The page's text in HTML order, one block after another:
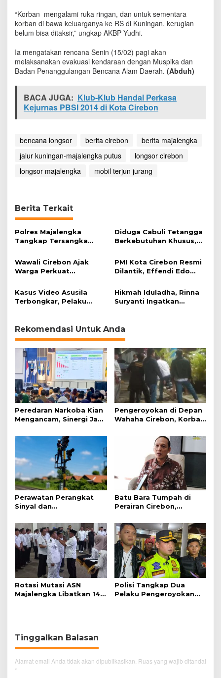
o
b
i
l
a
s
u
u
r
“Korban mengalami ruka ringan, dan untuk sementara
korban di bawa keluarganya ke RS di Kuningan, kerugian
belum bisa ditaksir,” ungkap AKBP Yudhi.
Ia mengatakan rencana Senin (15/02) pagi akan
melaksanakan evakuasi kendaraan dengan Muspika dan
Badan Penanggulangan Bencana Alam Daerah. (Abduh)
BACA JUGA: Klub-Klub Handal Perkasa
Kejurnas PBSI 2014 di Kota Cirebon
bencana longsor berita cirebon
berita majalengka
jalur kuningan-majalengka putus
longsor cirebon
longsor majalengka
mobil terjun jurang
Berita Terkait
Polres Majalengka
Tangkap Tersangka
terhadap Anak
Diduga Cabuli Tetangga
Berkebutuhan Khusus,
Wawali Cirebon Ajak
Warga Perkuat
Momentum Harjad ke-
599
PMI Kota Cirebon Resmi
Dilantik, Effendi Edo
Bencana
Kasus Video Asusila
Terbongkar, Pelaku
Hikmah Iduladha, Rinna
Suryanti Ingatkan
Rekomendasi Untuk Anda
Peredaran Narkoba Kian
Mengancam, Sinergi Jadi
Pengeroyokan di Depan
Wahaha Cirebon, Korban
Perawatan Perangkat
Sinyal dan
Perjalanan Kereta Api
Batu Bara Tumpah di
Perairan Cirebon,
Hijau
Rotasi Mutasi ASN
Majalengka Libatkan 145
Polisi Tangkap Dua
Pelaku Pengeroyokan
Tinggalkan Balasan
Alamat email Anda tidak akan dipublikasikan. Ruas yang wajib ditandai
*